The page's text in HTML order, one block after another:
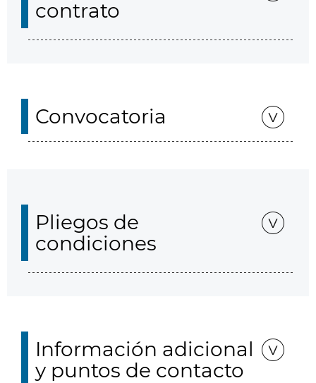
contrato
Convocatoria
Pliegos de
condiciones
Información adicional
y puntos de contacto